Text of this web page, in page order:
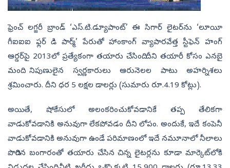
ఫ్రెంచ్‌ లగ్జరీ బ్రాండ్‌ ‘ఎస్‌.టి.డ్యూపాంట్‌’ ఈ సిగార్‌ లైటర్‌ను ‘లూయీ
గీఐఐఐ ఫ్లర్‌ డి పార్మ్‌’ పేరుతో హాంకాంగ్‌ వ్యాపారవేత్త స్టీఫెన్‌ హంగ్‌
ఆర్డర్‌పై 2013లో ప్రత్యేకంగా తయారు చేసింది. దీని తయారీ కోసం ఎనబై
మంది నిపుణులైన స్వర్ణకారులు ఆరునెలల పాటు అహర్నిశలు
శ్రమించారు. దీని ధర 5 లక్షల డాలర్లు (సుమారు రూ.4.19 కోట్లు).
అయితే, షోకేసులో అలంకరించుకోవడానికే తప్ప తేలికగా
వాడుకోవడానికి అనువుగా లేకపోవడం దీని లోపం. అందుకే, ఇదే కంపెనీ
వాడుకోవడానికి అనువుగా ఉండే పరిమాణంలో ఇదే నమూనాలో నీలాలు
పొదిగిన బంగారంతో తయారు చేసిన చిన్న లైటర్లను కూడా మార్కెట్‌లోకి